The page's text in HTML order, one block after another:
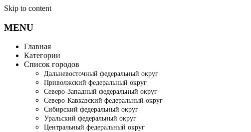
Skip to content
MENU
Главная
Категории
Список городов
Дальневосточный федеральный округ
Приволжский федеральный округ
Северо-Западный федеральный округ
Северо-Кавказский федеральный округ
Сибирский федеральный округ
Уральский федеральный округ
Центральный федеральный округ